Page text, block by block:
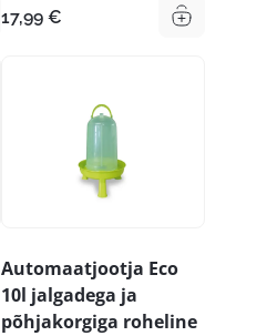
17,99 €
Automaatjootja Eco
10l jalgadega ja
põhjakorgiga roheline